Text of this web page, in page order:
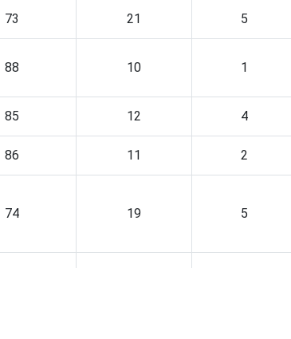
73 21 5
88 10 1
85 12 4
86 11 2
74 19 5